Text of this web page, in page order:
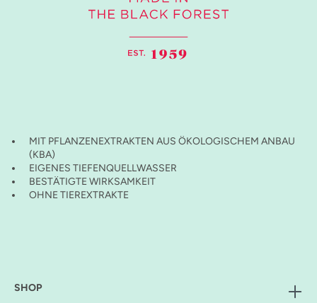
MIT PFLANZENEXTRAKTEN AUS ÖKOLOGISCHEM ANBAU
(KBA)
EIGENES TIEFENQUELLWASSER
BESTÄTIGTE WIRKSAMKEIT
OHNE TIEREXTRAKTE
SHOP